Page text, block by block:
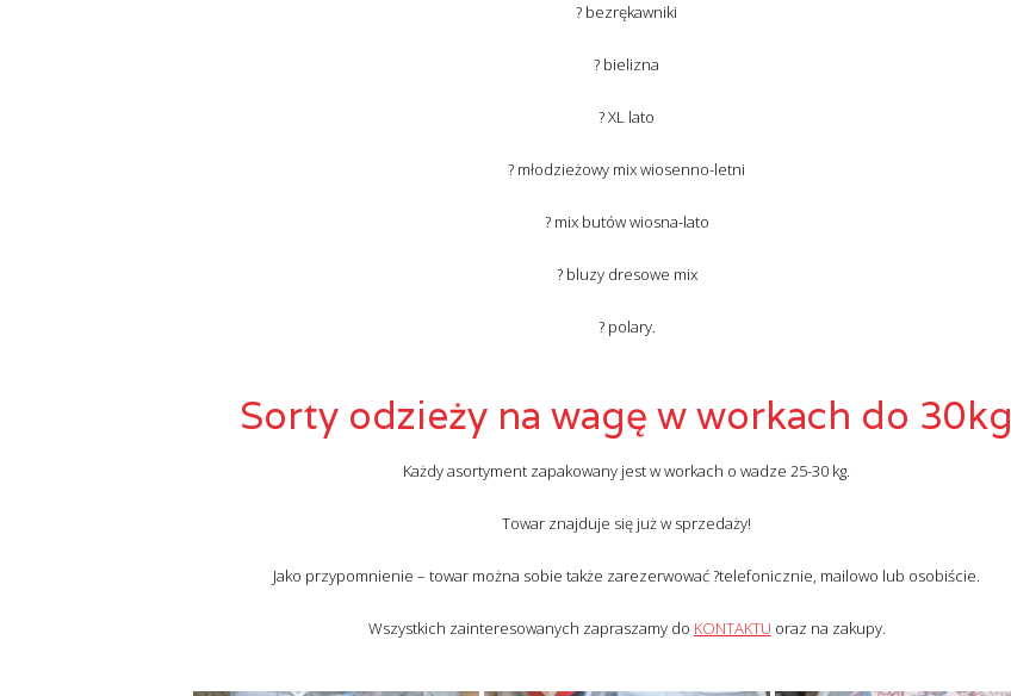
? bezrękawniki
? bielizna
? XL lato
? młodzieżowy mix wiosenno-letni
? mix butów wiosna-lato
? bluzy dresowe mix
? polary.
Sorty odzieży na wagę w workach do 30kg
Każdy asortyment zapakowany jest w workach o wadze 25-30 kg.
Towar znajduje się już w sprzedaży!
Jako przypomnienie – towar można sobie także zarezerwować ?telefonicznie, mailowo lub osobiście.
Wszystkich zainteresowanych zapraszamy do KONTAKTU oraz na zakupy.